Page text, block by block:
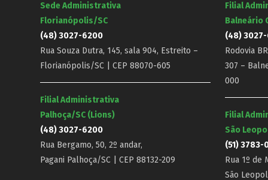
Sede Administrativa
Florianópolis/SC
(48) 3027-6200
Rua Souza Dutra, 145, sala 904, Estreito –
Florianópolis/SC | CEP 88070-605
Filial Administrativa
Palhoça/SC (Lions)
(48) 3027-6200
Rua Bergamo, 50, 2º andar,
Pagani Palhoça/SC | CEP 88132-209
Filial
Balneário
(48)
Rodovia
307 –
000
Filial
São
(51) 3783-
Rua 1º de
São